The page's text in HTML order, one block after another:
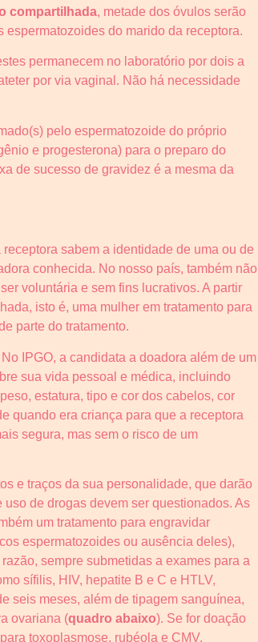
compartilhada, metade dos óvulos serão
do marido da receptora.
permanecem no laboratório por dois a
por via vaginal. Não há necessidade
pelo espermatozoide do próprio
e progesterona) para o preparo do
de sucesso de gravidez é a mesma da
sabem a identidade de uma ou de
conhecida. No nosso país, também não
voluntária e sem fins lucrativos. A partir
isto é, uma mulher em tratamento para
parte do tratamento.
IPGO, a candidata a doadora além de um
sua vida pessoal e médica, incluindo
estatura, tipo e cor dos cabelos, cor
quando era criança para que a receptora
segura, mas sem o risco de um
e traços da sua personalidade, que darão
de drogas devem ser questionados. As
um tratamento para engravidar
espermatozoides ou ausência deles),
sempre submetidas a exames para a
sífilis, HIV, hepatite B e C e HTLV,
seis meses, além de tipagem sanguínea,
ovariana (quadro abaixo). Se for doação
toxoplasmose, rubéola e CMV.